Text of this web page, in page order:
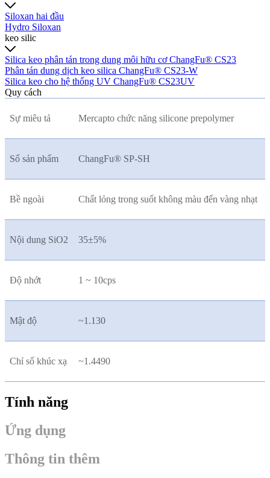
Siloxan hai đầu
Hydro Siloxan
keo silic
Silica keo phân tán trong dung môi hữu cơ ChangFu® CS23
Phân tán dung dịch keo silica ChangFu® CS23-W
Silica keo cho hệ thống UV ChangFu® CS23UV
Quy cách
Sự miêu tả Mercapto chức năng silicone prepolymer
Số sản phẩm ChangFu® SP-SH
Bề ngoài Chất lỏng trong suốt không màu đến vàng nhạt
Nội dung SiO2 35±5%
Độ nhớt 1 ~ 10cps
Mật độ ~1.130
Chỉ số khúc xạ ~1.4490
Tính năng
Ứng dụng
Thông tin thêm